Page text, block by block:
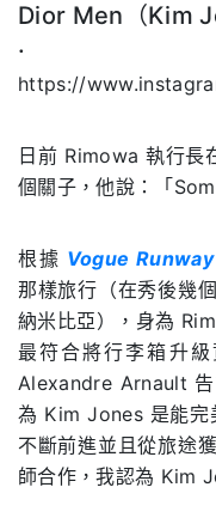
Dior Men （Kim
.
https://
日前 Rimowa 執行長
個關子，他說：「
根據 Vogue Runway
那樣旅行（在秀後幾
納米比亞），身為
最符合將行李箱升
Alexandre Arnault
為 Kim Jones 是能完
不斷前進並且從旅途
師合作，我認為 Kim